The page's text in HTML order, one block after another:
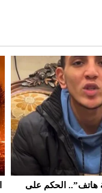
الحكم على